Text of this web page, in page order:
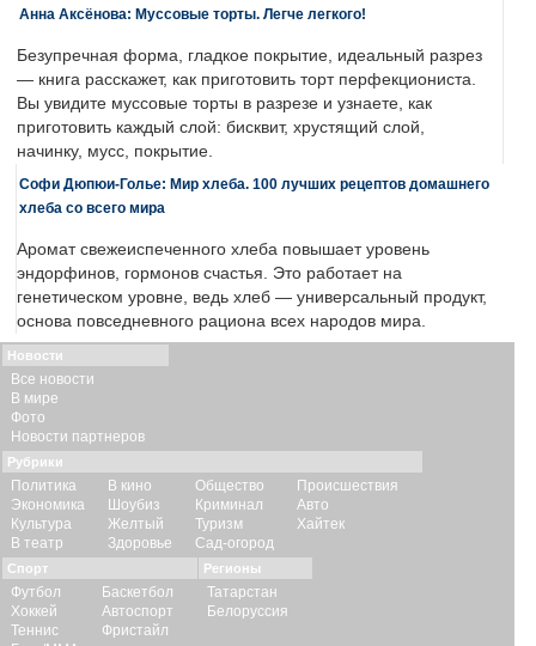
Анна Аксёнова: Муссовые торты. Легче легкого!
Безупречная форма, гладкое покрытие, идеальный разрез
— книга расскажет, как приготовить торт перфекциониста.
Вы увидите муссовые торты в разрезе и узнаете, как
приготовить каждый слой: бисквит, хрустящий слой,
начинку, мусс, покрытие.
Софи Дюпюи-Голье: Мир хлеба. 100 лучших рецептов домашнего
хлеба со всего мира
Аромат свежеиспеченного хлеба повышает уровень
эндорфинов, гормонов счастья. Это работает на
генетическом уровне, ведь хлеб — универсальный продукт,
основа повседневного рациона всех народов мира.
Новости
Все новости
В мире
Фото
Новости партнеров
Рубрики
Политика
Экономика
Культура
В театр
В кино
Шоубиз
Желтый
Здоровье
Общество
Криминал
Туризм
Сад-огород
Происшествия
Авто
Хайтек
Спорт
Футбол
Хоккей
Теннис
Баскетбол
Автоспорт
Фристайл
Регионы
Татарстан
Белоруссия